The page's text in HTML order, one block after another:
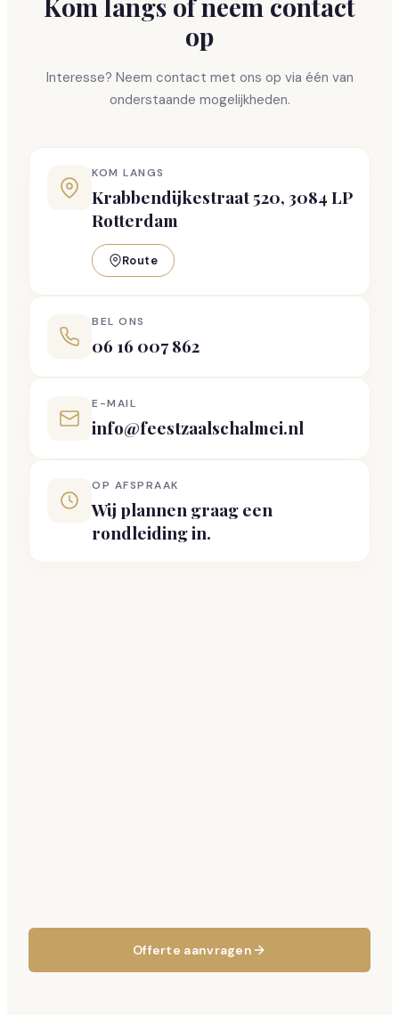
Kom langs of neem contact
op
Interesse? Neem contact met ons op via één van
onderstaande mogelijkheden.
KOM LANGS
Krabbendijkestraat 520, 3084 LP
Rotterdam
Route
BEL ONS
06 16 007 862
E-MAIL
info@feestzaalschalmei.nl
OP AFSPRAAK
Wij plannen graag een
rondleiding in.
Offerte aanvragen